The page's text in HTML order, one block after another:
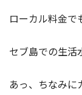
ローカル料金で
セブ島での生活
あっ、ちなみに